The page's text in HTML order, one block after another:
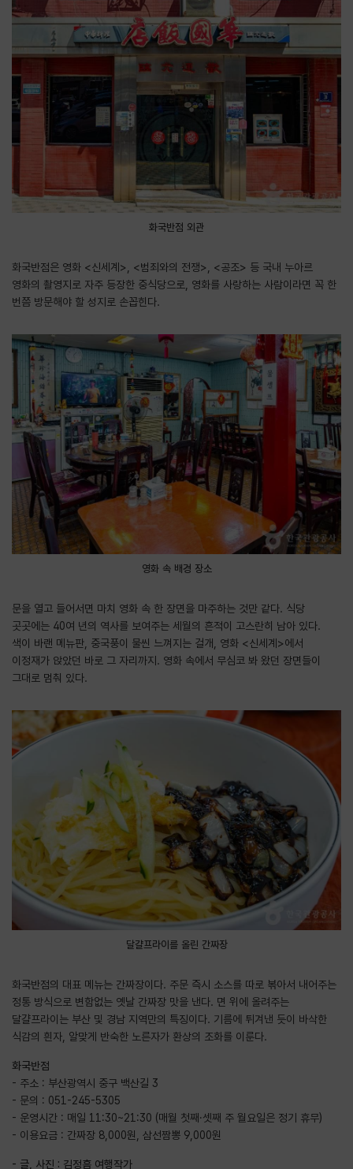
화국반점 외관
화국반점은 영화 <신세계>, <범죄와의 전쟁>, <공조> 등 국내 누아르
영화의 촬영지로 자주 등장한 중식당으로, 영화를 사랑하는 사람이라면 꼭 한
번쯤 방문해야 할 성지로 손꼽힌다.
영화 속 배경 장소
문을 열고 들어서면 마치 영화 속 한 장면을 마주하는 것만 같다. 식당
곳곳에는 40여 년의 역사를 보여주는 세월의 흔적이 고스란히 남아 있다.
색이 바랜 메뉴판, 중국풍이 물씬 느껴지는 걸개, 영화 <신세계>에서
이정재가 앉았던 바로 그 자리까지. 영화 속에서 무심코 봐 왔던 장면들이
그대로 멈춰 있다.
달걀프라이를 올린 간짜장
화국반점의 대표 메뉴는 간짜장이다. 주문 즉시 소스를 따로 볶아서 내어주는
정통 방식으로 변함없는 옛날 간짜장 맛을 낸다. 면 위에 올려주는
달걀프라이는 부산 및 경남 지역만의 특징이다. 기름에 튀겨낸 듯이 바삭한
식감의 흰자, 알맞게 반숙한 노른자가 환상의 조화를 이룬다.
화국반점
- 주소 : 부산광역시 중구 백산길 3
- 문의 : 051-245-5305
- 운영시간 : 매일 11:30~21:30 (매월 첫째·셋째 주 월요일은 정기 휴무)
- 이용요금 : 간짜장 8,000원, 삼선짬뽕 9,000원
- 글, 사진 : 김정흠 여행작가